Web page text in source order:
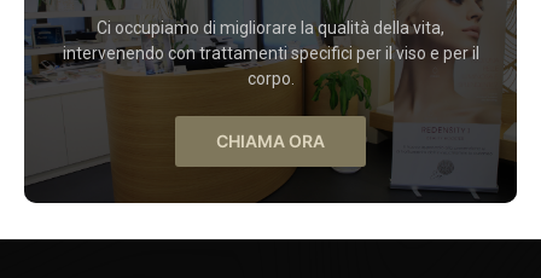
Ci occupiamo di migliorare la qualità della vita,
intervenendo con trattamenti specifici per il viso e per il
corpo.
CHIAMA ORA